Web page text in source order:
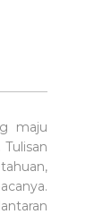
maju